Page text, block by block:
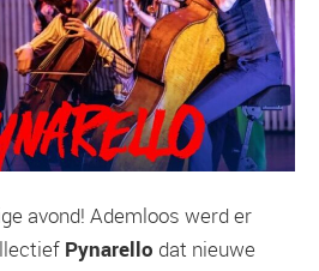
avond! Ademloos werd er
Pynarello dat nieuwe